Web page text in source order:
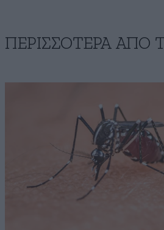
ΠΕΡΙΣΣΟΤΕΡΑ ΑΠΟ